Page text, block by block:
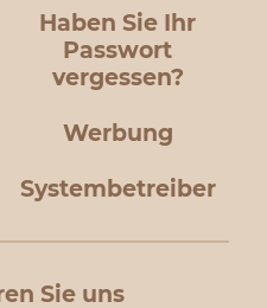
Haben Sie Ihr
Passwort
vergessen?
Werbung
Systembetreiber
Sie uns